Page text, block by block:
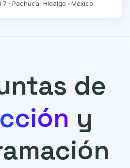
· Pachuca, Hidalgo · México
de
y